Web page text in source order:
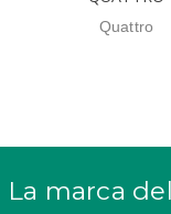
Quattro
La marca